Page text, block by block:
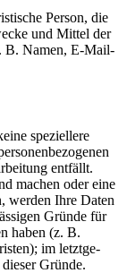
Person, die
und Mittel der
B. Namen, E‑Mail-
spe­zi­el­lere
ent­fällt.
machen oder eine
werden Ihre Daten
Gründe für
haben (z. B.
im letzt­ge­
Gründe.